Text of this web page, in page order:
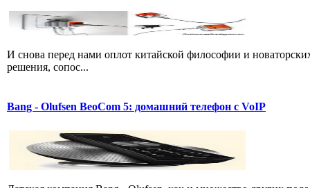
И снова перед нами оплот китайской философии и
решения, сопос...
Bang - Olufsen BeoCom 5: домашний телефон с VoIP